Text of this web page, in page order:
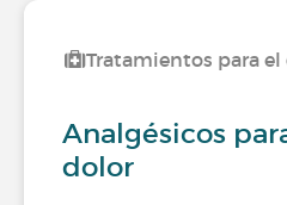
Tratamientos para
Analgésicos
dolor